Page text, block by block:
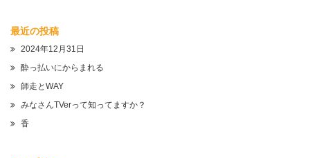
最近の投稿
2024年12月31日
酔っ払いにからまれる
師走とWAY
みなさんTVerって知ってますか？
香